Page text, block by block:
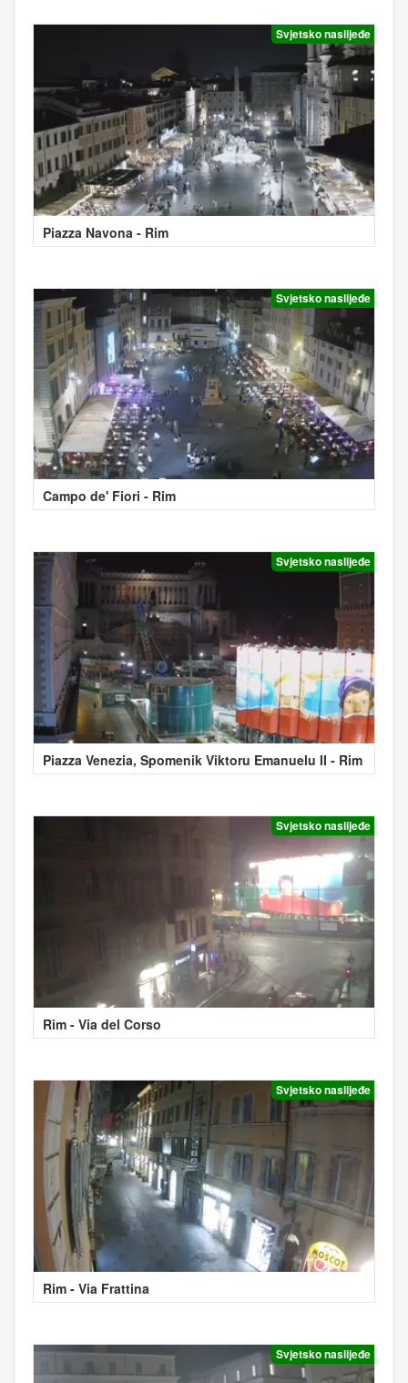
Svjetsko naslijeđe
Piazza Navona - Rim
Svjetsko naslijeđe
Campo de' Fiori - Rim
Svjetsko naslijeđe
Piazza Venezia, Spomenik Viktoru Emanuelu II - Rim
Svjetsko naslijeđe
Rim - Via del Corso
Svjetsko naslijeđe
Rim - Via Frattina
Svjetsko naslijeđe